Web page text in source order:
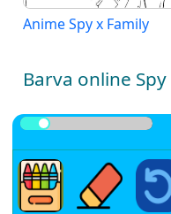
Anime Spy x Family
Barva online